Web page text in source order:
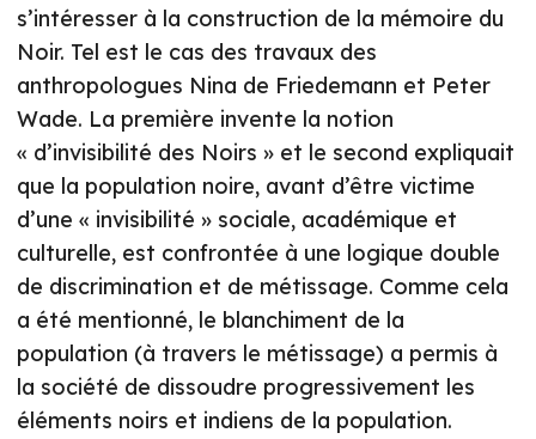
s’intéresser à la construction de la mémoire du
Noir. Tel est le cas des travaux des
anthropologues Nina de Friedemann et Peter
Wade. La première invente la notion
« d’invisibilité des Noirs » et le second expliquait
que la population noire, avant d’être victime
d’une « invisibilité » sociale, académique et
culturelle, est confrontée à une logique double
de discrimination et de métissage. Comme cela
a été mentionné, le blanchiment de la
population (à travers le métissage) a permis à
la société de dissoudre progressivement les
éléments noirs et indiens de la population.